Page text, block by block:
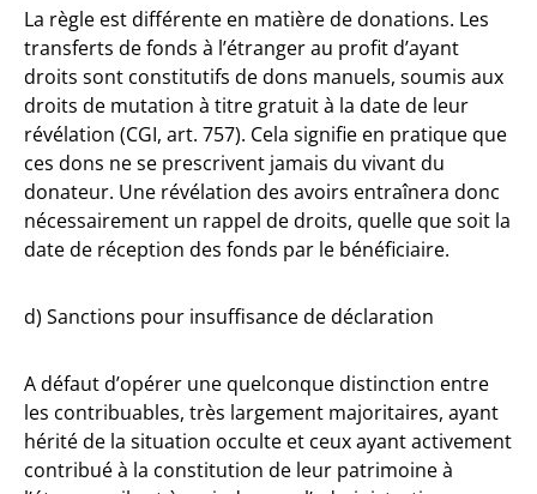
La règle est différente en matière de donations. Les
transferts de fonds à l’étranger au profit d’ayant
droits sont constitutifs de dons manuels, soumis aux
droits de mutation à titre gratuit à la date de leur
révélation (CGI, art. 757). Cela signifie en pratique que
ces dons ne se prescrivent jamais du vivant du
donateur. Une révélation des avoirs entraînera donc
nécessairement un rappel de droits, quelle que soit la
date de réception des fonds par le bénéficiaire.
d) Sanctions pour insuffisance de déclaration
A défaut d’opérer une quelconque distinction entre
les contribuables, très largement majoritaires, ayant
hérité de la situation occulte et ceux ayant activement
contribué à la constitution de leur patrimoine à